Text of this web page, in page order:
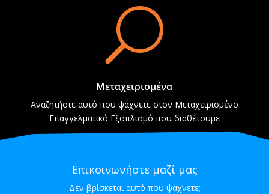
U
Μεταχειρισμένα
Αναζητήστε αυτό που ψάχνετε στον Μεταχειρισμένο
Επαγγελματικό Εξοπλισμό που διαθέτουμε
Επικοινωνήστε μαζί μας
Δεν βρίσκεται αυτό που ψάχνετε;